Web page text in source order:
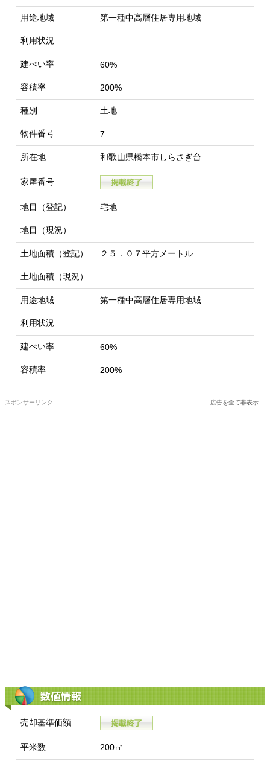
用途地域 第一種中高層住居専用地域
利用状況
建ぺい率 60%
容積率 200%
種別 土地
物件番号 7
所在地 和歌山県橋本市しらさぎ台
家屋番号
地目（登記） 宅地
地目（現況）
土地面積（登記） ２５．０７平方メートル
土地面積（現況）
用途地域 第一種中高層住居専用地域
利用状況
建ぺい率 60%
容積率 200%
スポンサーリンク 広告を全て非表示
数値情報
売却基準価額
平米数 200㎡